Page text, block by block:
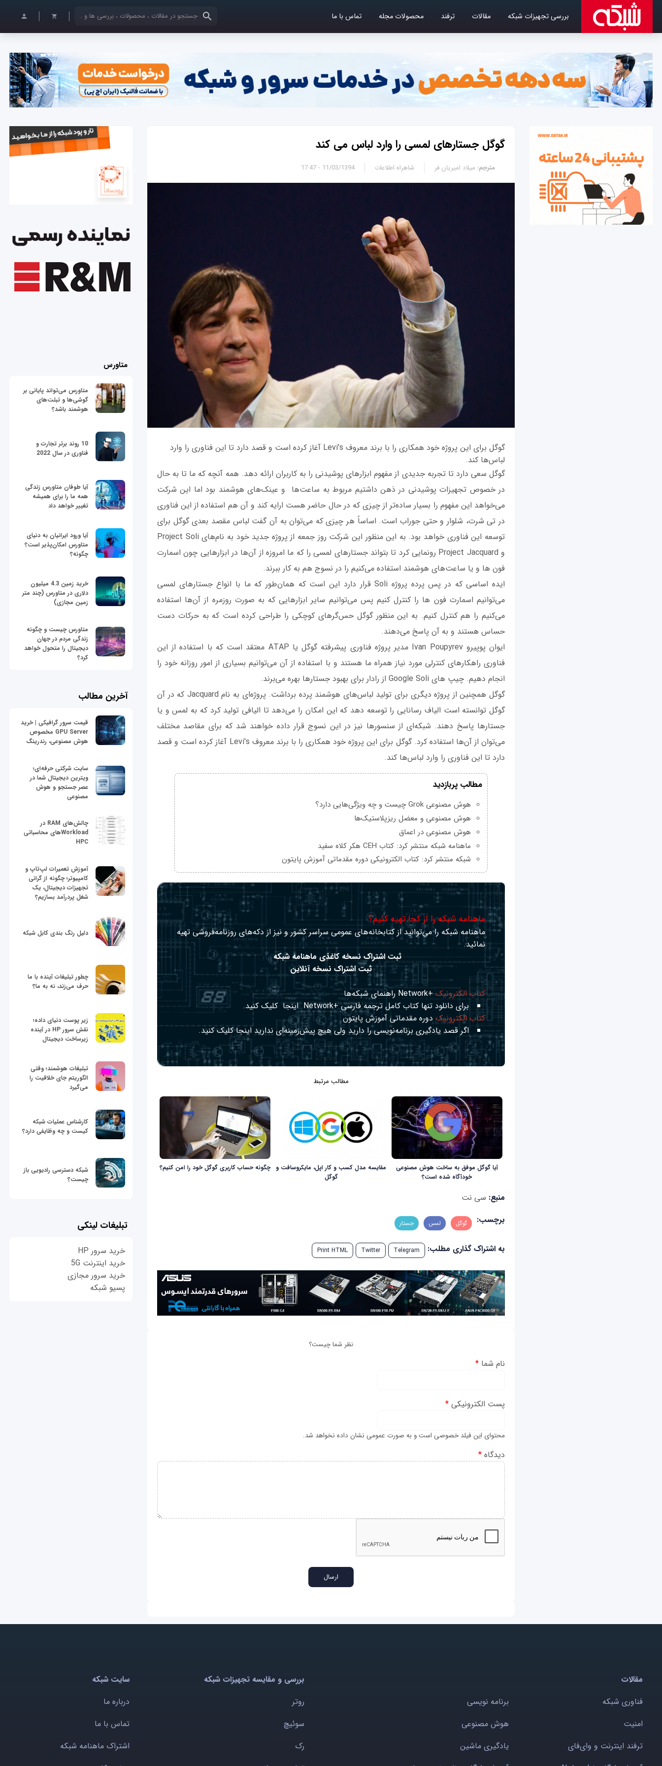
بررسی تجهیزات شبکه مقالات ترفند محصولات مجله تماس با ما کلمات کلیدی خود را وارد کنید
گوگل جستارهای لمسی را وارد لباس می کند
11/03/1394 - 17:47 مترجم: میلاد امیریان فر شاهراه اطلاعات
گوگل برای این پروژه خود همکاری را با برند معروف Levi's آغاز کرده است و قصد دارد تا این فناوری را وارد
لباس‌ها کند.
گوگل سعی دارد تا تجربه جدیدی از مفهوم ابزارهای پوشیدنی را به کاربران ارائه دهد. همه آنچه که ما تا به حال
در خصوص تجهیزات پوشیدنی در ذهن داشتیم مربوط به ساعت‌ها و عینک‌های هوشمند بود اما این شرکت
می‌خواهد این مفهوم را بسیار ساده‌تر از چیزی که در حال حاضر هست ارایه کند و آن هم استفاده از این فناوری
در تی شرت، شلوار و حتی جوراب است. اساساً هر چیزی که می‌توان به آن گفت لباس مقصد بعدی گوگل برای
توسعه این فناوری خواهد بود. به این منظور این شرکت روز جمعه از پروژه جدید خود به نام‌های Project Soli
و Project Jacquard رونمایی کرد تا بتواند جستارهای لمسی را که ما امروزه از آن‌ها در ابزارهایی چون اسمارت
فون ها و یا ساعت‌های هوشمند استفاده می‌کنیم را در نسوج هم به کار ببرند.
ایده اساسی که در پس پرده پروژه Soli قرار دارد این است که همان‌طور که ما با انواع جستارهای لمسی
می‌توانیم اسمارت فون ها را کنترل کنیم پس می‌توانیم سایر ابزارهایی که به صورت روزمره از آن‌ها استفاده
می‌کنیم را هم کنترل کنیم. به این منظور گوگل حس‌گرهای کوچکی را طراحی کرده است که به حرکات دست
حساس هستند و به آن پاسخ می‌دهند.
ایوان پوپیرو Ivan Poupyrev مدیر پروژه فناوری پیشرفته گوگل یا ATAP معتقد است که با استفاده از این
فناوری راهکارهای کنترلی مورد نیاز همراه ما هستند و با استفاده از آن می‌توانیم بسیاری از امور روزانه خود را
انجام دهیم. چیپ های Google Soli از رادار برای بهبود جستارها بهره می‌برند.
گوگل همچنین از پروژه دیگری برای تولید لباس‌های هوشمند پرده برداشت. پروژه‌ای به نام Jacquard که در آن
گوگل توانسته است الیاف رسانایی را توسعه دهد که این امکان را می‌دهد تا الیافی تولید کرد که به لمس و یا
جستارها پاسخ دهند. شبکه‌ای از سنسورها نیز در این نسوج قرار داده خواهند شد که برای مقاصد مختلف
می‌توان از آن‌ها استفاده کرد. گوگل برای این پروژه خود همکاری را با برند معروف Levi's آغاز کرده است و قصد
دارد تا این فناوری را وارد لباس‌ها کند.
مطالب پربازدید
هوش مصنوعی Grok چیست و چه ویژگی‌هایی دارد؟
هوش مصنوعی و معضل ریزپلاستیک‌ها
هوش مصنوعی در اعماق
ماهنامه شبکه منتشر کرد: کتاب CEH هکر کلاه سفید
شبکه منتشر کرد: کتاب الکترونیکی دوره مقدماتی آموزش پایتون
ماهنامه شبکه را از کجا تهیه کنیم؟
ماهنامه شبکه را می‌توانید از کتابخانه‌های عمومی سراسر کشور و نیز از دکه‌های روزنامه‌فروشی تهیه
نمائید.
ثبت اشتراک نسخه کاغذی ماهنامه شبکه
ثبت اشتراک نسخه آنلاین
کتاب الکترونیک+Network راهنمای شبکه‌ها
برای دانلود تنها کتاب کامل ترجمه فارسی +Network
اینجا کلیک کنید.
کتاب الکترونیک دوره مقدماتی آموزش پایتون
اگر قصد یادگیری برنامه‌نویسی را دارید ولی هیچ پیش‌زمینه‌ای نداریداینجا کلیک کنید.
مطالب مرتبط
آیا گوگل موفق به ساخت هوش مصنوعی
خودآگاه شده است؟
مقایسه مدل کسب و کار اپل، مایکروسافت و
گوگل
چگونه حساب کاربری گوگل خود را امن کنیم؟
منبع: سی نت
برچسب:
گوگل لمس جستار
به اشتراک گذاری مطلب: Telegram
Twitter
Print HTML
نظر شما چیست؟
نام شما *
پست الکترونیکی *
محتوای این فیلد خصوصی است و به صورت عمومی نشان داده نخواهد شد.
دیدگاه *
متاورس
متاورس می‌تواند پایانی بر
گوشی‌ها و تبلت‌های
هوشمند باشد؟
10 روند برتر تجارت و
فناوری در سال 2022
آیا طوفان متاورس زندگی
همه ما را برای همیشه
تغییر خواهد داد
آیا ورود ایرانیان به دنیای
متاورس امکان‌پذیر است؟
چگونه؟
خرید زمین 4.3 میلیون
دلاری در متاورس (چند متر
زمین مجازی)
متاورس چیست و چگونه
زندگی مردم در جهان
دیجیتال را متحول خواهد
کرد؟
آخرین مطالب
قیمت سرور گرافیکی | خرید
GPU Server مخصوص
هوش مصنوعی، رندرینگ
سایت شرکتی حرفه‌ای؛
ویترین دیجیتال شما در
عصر جستجو و هوش
مصنوعی
چالش‌های RAM در
Workloadهای محاسباتی
HPC
آموزش تعمیرات لپ‌تاپ و
کامپیوتر؛ چگونه از گرانی
تجهیزات دیجیتال، یک
شغل پردرآمد بسازیم؟
دلیل رنگ بندی کابل شبکه
چطور تبلیغات آینده با ما
حرف می‌زند، نه به ما؟
زیر پوست دنیای داده؛
نقش سرور HP در آینده
زیرساخت دیجیتال
تبلیغات هوشمند؛ وقتی
الگوریتم جای خلاقیت را
می‌گیرد
کارشناس عملیات شبکه
کیست و چه وظایفی دارد؟
شبکه دسترسی رادیویی باز
چیست؟
تبلیغات لینکی
خرید سرور HP
خرید اینترنت 5G
خرید سرور مجازی
پسیو شبکه
مقالات
فناوری شبکه
برنامه نویسی
امنیت
هوش مصنوعی
ترفند اینترنت و وای‌فای
یادگیری ماشین
بررسی و مقایسه تجهیزات شبکه
روتر
سوئیچ
رک
سایت شبکه
درباره ما
تماس با ما
اشتراک ماهنامه شبکه